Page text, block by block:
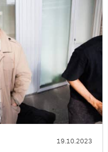
19.10.2023